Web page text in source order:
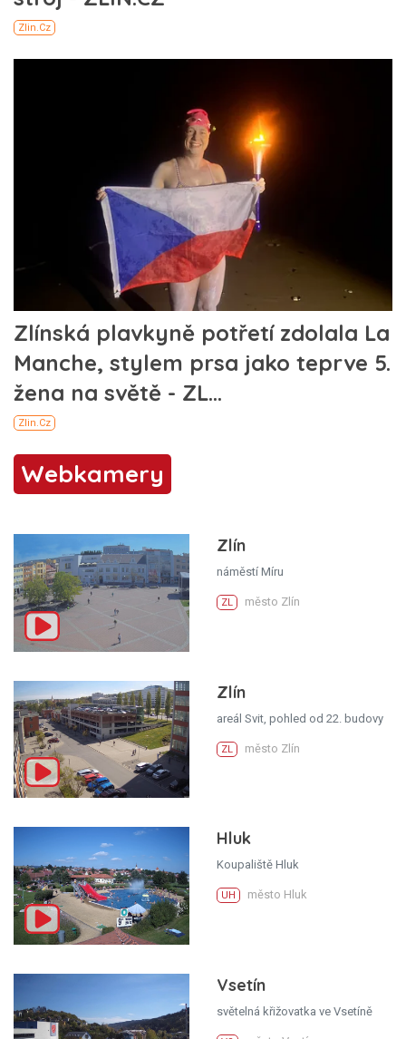
Webkamery
Zlín
náměstí Míru
ZL město Zlín
Zlín
areál Svit, pohled od 22. budovy
ZL město Zlín
Hluk
Koupaliště Hluk
UH město Hluk
Vsetín
světelná křižovatka ve Vsetíně